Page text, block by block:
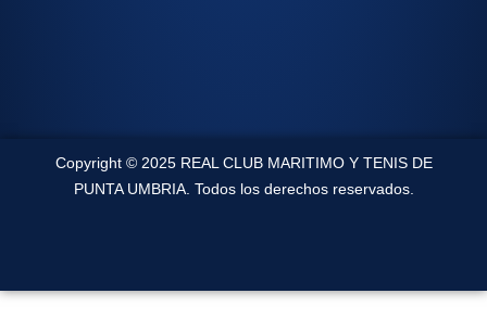
Copyright © 2025 REAL CLUB MARITIMO Y TENIS DE
PUNTA UMBRIA. Todos los derechos reservados.